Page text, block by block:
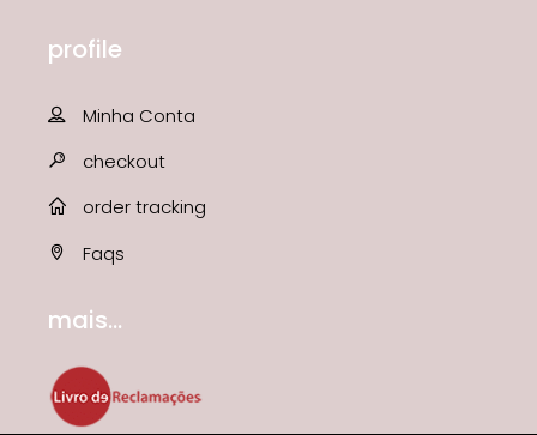
profile
Minha Conta
checkout
order tracking
Faqs
mais...